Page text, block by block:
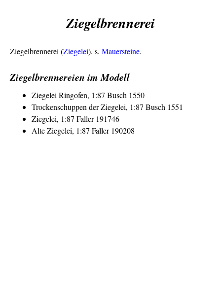
Ziegelbrennerei
Ziegelbrennerei (Ziegelei), s. Mauersteine.
Ziegelbrennereien im Modell
Ziegelei Ringofen, 1:87 Busch 1550
Trockenschuppen der Ziegelei, 1:87 Busch 1551
Ziegelei, 1:87 Faller 191746
Alte Ziegelei, 1:87 Faller 190208